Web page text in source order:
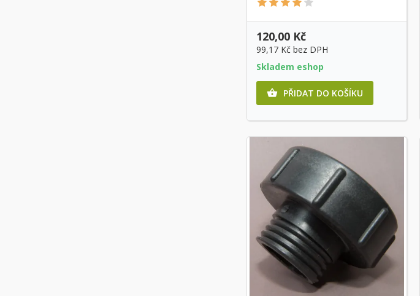
120,00 Kč
99,17 Kč bez DPH
Skladem eshop
 PŘIDAT DO KOŠÍKU